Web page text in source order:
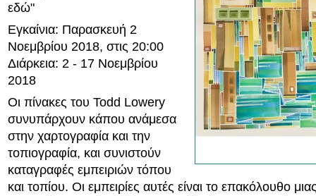
εδώ"
Εγκαίνια: Παρασκευή 2
Νοεμβρίου 2018, στις 20:00
Διάρκεια: 2 - 17 Νοεμβρίου
2018
Οι πίνακες του Todd Lowery
συνυπάρχουν κάπου ανάμεσα
στην χαρτογραφία και την
τοπιογραφία, και συνιστούν
καταγραφές εμπειριών τόπου
και τοπίου. Οι εμπειρίες αυτές είναι το επακόλουθο